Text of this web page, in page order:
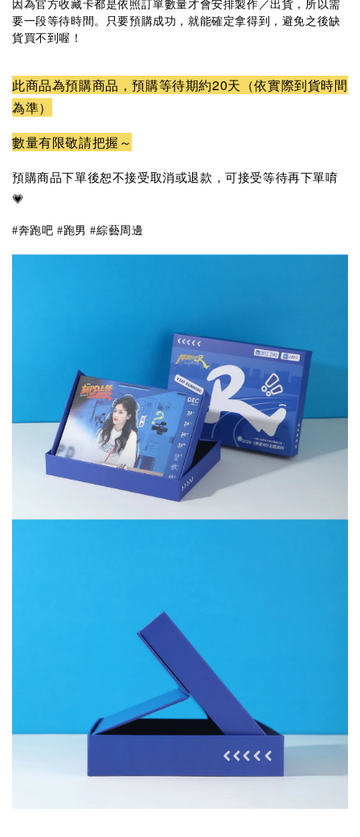
因為官方收藏卡都是依照訂單數量才會安排製作／出貨，所以需
要一段等待時間。只要預購成功，就能確定拿得到，避免之後缺
貨買不到喔！
此商品為預購商品，預購等待期約20天（依實際到貨時間
為準）
數量有限敬請把握～​
預購商品下單後恕不接受取消或退款，可接受等待再下單唷
💗
#奔跑吧 #跑男 #綜藝周邊